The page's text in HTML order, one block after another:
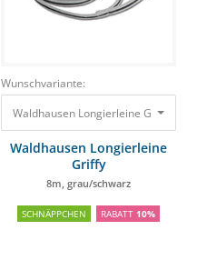
Wunschvariante:
Waldhausen Longierleine Griffy
Waldhausen Longierleine
Griffy
8m, grau/schwarz
SCHNÄPPCHEN RABATT 10%